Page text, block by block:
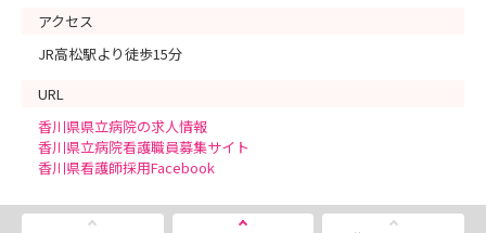
アクセス
JR高松駅より徒歩15分
URL
香川県県立病院の求人情報
香川県立病院看護職員募集サイト
香川県看護師採用Facebook